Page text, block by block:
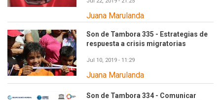
Juana Marulanda
Son de Tambora 335 - Estrategias de
respuesta a crisis migratorias
Jul 10, 2019 - 11:29
Juana Marulanda
Son de Tambora 334 - Comunicar